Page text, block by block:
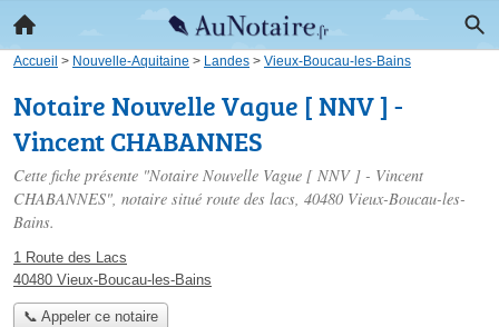
Accueil > Nouvelle-Aquitaine > Landes > Vieux-Boucau-les-Bains
Notaire Nouvelle Vague [ NNV ] -
Vincent CHABANNES
Cette fiche présente "Notaire Nouvelle Vague [ NNV ] - Vincent
CHABANNES", notaire situé route des lacs, 40480 Vieux-Boucau-les-
Bains.
1 Route des Lacs
40480 Vieux-Boucau-les-Bains
📞 Appeler ce notaire